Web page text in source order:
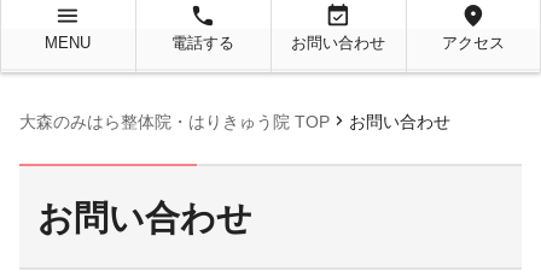
menu
MENU
local_phone
電話する
event_available
お問い合わせ
location_on
アクセス
大森のみはら整体院・はりきゅう院 TOP chevron_right お問い合わせ
お問い合わせ